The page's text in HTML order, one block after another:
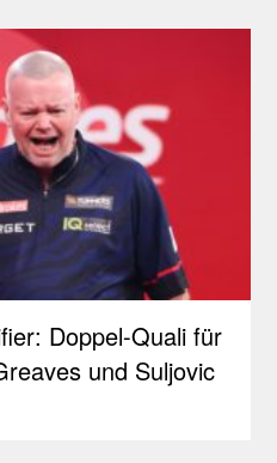
Doppel-Quali für
und Suljovic